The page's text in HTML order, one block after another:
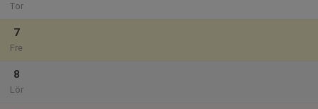
Tor
7
Fre
8
Lör